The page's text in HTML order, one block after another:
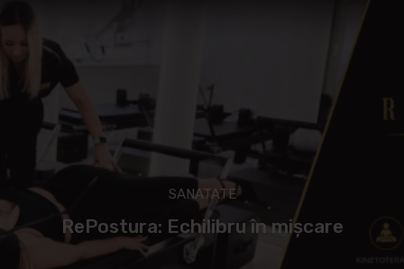
SANATATE
RePostura: Echilibru în mișcare